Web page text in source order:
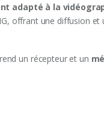
adapté à la
offrant une diffusion
un récepteur et un